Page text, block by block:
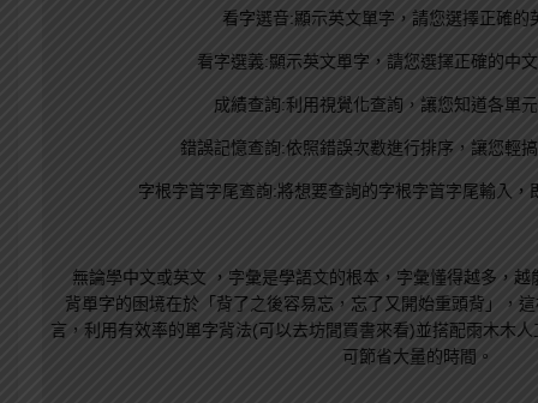
看字選音:顯示英文單字，請您選擇正確的
看字選義:顯示英文單字，請您選擇正確的中
成績查詢:利用視覺化查詢，讓您知道各單
錯誤記憶查詢:依照錯誤次數進行排序，讓您輕
字根字首字尾查詢:將想要查詢的字根字首字尾輸入，
無論學中文或英文 ，字彙是學語文的根本，字彙懂得越多，越
背單字的困境在於「背了之後容易忘，忘了又開始重頭背」，
言，利用有效率的單字背法(可以去坊間買書來看)並搭配雨木木
可節省大量的時間。